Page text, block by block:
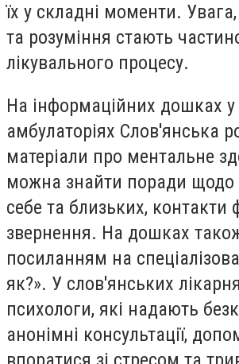
їх у складні моменти.
та розуміння стають
лікувального процесу.
На інформаційних дошках у
амбулаторіях Слов'янська
матеріали про ментальне
можна знайти поради щодо
себе та близьких, контакти
звернення. На дошках
посиланням на
як?». У слов'янських
психологи, які надають
анонімні консультації,